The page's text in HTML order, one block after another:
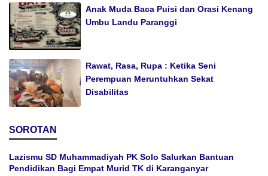
Anak Muda Baca Puisi dan Orasi Kenang
Umbu Landu Paranggi
Rawat, Rasa, Rupa : Ketika Seni
Perempuan Meruntuhkan Sekat
Disabilitas
SOROTAN
Lazismu SD Muhammadiyah PK Solo Salurkan Bantuan
Pendidikan Bagi Empat Murid TK di Karanganyar